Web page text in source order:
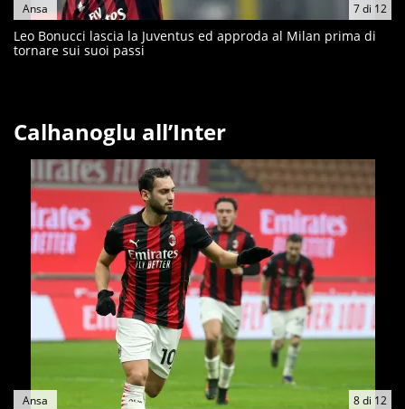
7di 12
Ansa
Leo Bonucci lascia la Juventus ed approda al Milan prima di
tornare sui suoi passi
Calhanoglu all’Inter
8di 12
Ansa